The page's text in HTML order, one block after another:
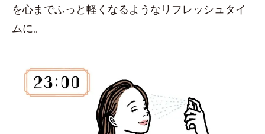
を心までふっと軽くなるようなリフレッシュタイ
ムに。